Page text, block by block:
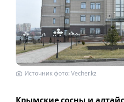
Источник фото: Vecher.kz